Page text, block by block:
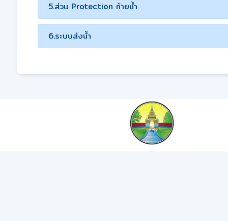
5.ส่วน Protection ท้ายน้ำ
6.ระบบส่งน้ำ